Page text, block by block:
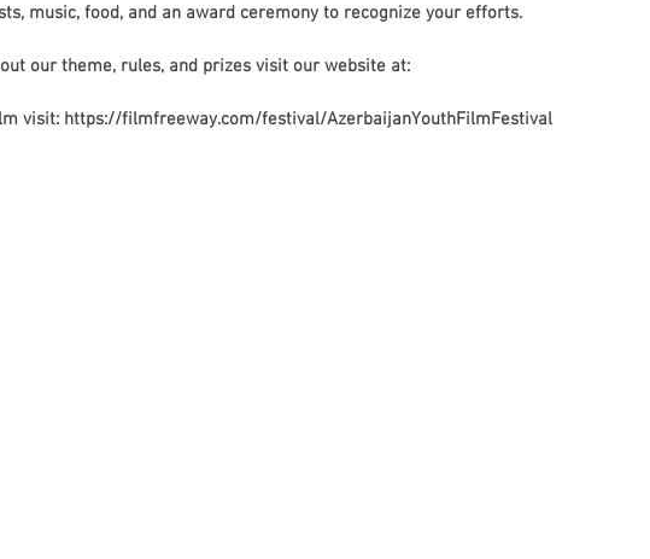
music, food, and an award ceremony to recognize your efforts.
our theme, rules, and prizes visit our website at:
visit: https://filmfreeway.com/festival/AzerbaijanYouthFilmFestival